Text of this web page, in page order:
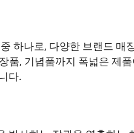
하나로, 다양한 브랜드 매
품, 기념품까지 폭넓은 제
다.